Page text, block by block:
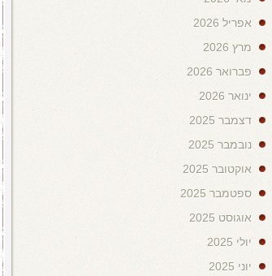
אפריל 2026
מרץ 2026
פברואר 2026
ינואר 2026
דצמבר 2025
נובמבר 2025
אוקטובר 2025
ספטמבר 2025
אוגוסט 2025
יולי 2025
יוני 2025